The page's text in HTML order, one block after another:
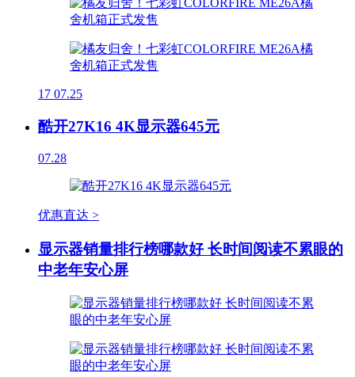
17 07.25
酷开27K16 4K显示器645元
07.28
优惠直达 >
显示器销量排行榜哪款好 长时间阅读不累眼的
中老年安心屏